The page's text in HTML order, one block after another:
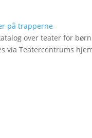
på trapperne
over teater for
via Teatercentrums